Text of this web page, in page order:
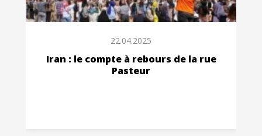
22.04.2025
Iran : le compte à rebours de la rue
Pasteur